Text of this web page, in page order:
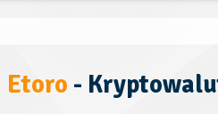
Etoro -